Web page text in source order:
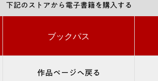
下記のストアから電子書籍を購入する
ブックパス
作品ページへ戻る